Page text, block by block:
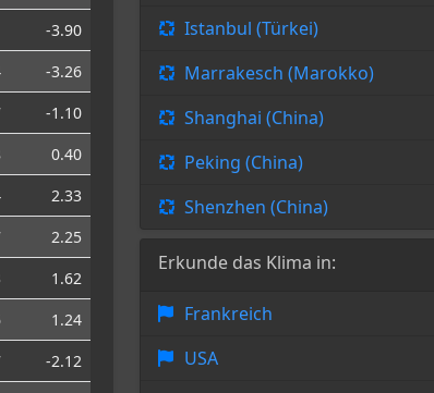
-3.90
-3.26
-1.10
0.40
2.33
2.25
1.62
1.24
-2.12
Istanbul (Türkei)
Marrakesch (Marokko)
Shanghai (China)
Peking (China)
Shenzhen (China)
Erkunde das Klima in:
Frankreich
USA